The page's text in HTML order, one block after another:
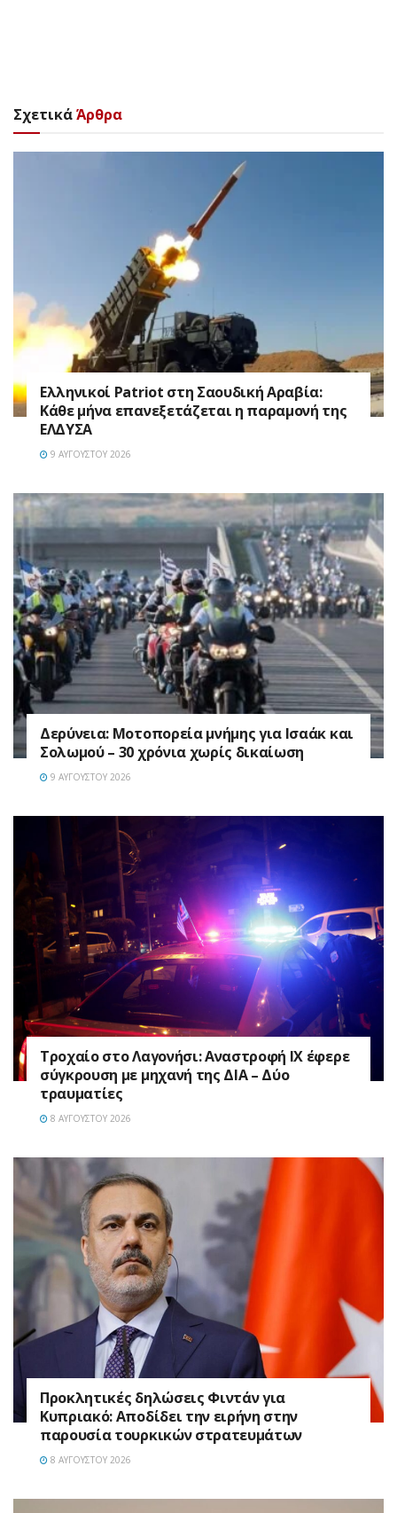
ΣχετικάΆρθρα
Ελληνικοί Patriot στη Σαουδική Αραβία:
Κάθε μήνα επανεξετάζεται η παραμονή της
ΕΛΔΥΣΑ
9 ΑΥΓΟΎΣΤΟΥ 2026
Δερύνεια: Μοτοπορεία μνήμης για Ισαάκ και
Σολωμού – 30 χρόνια χωρίς δικαίωση
9 ΑΥΓΟΎΣΤΟΥ 2026
Τροχαίο στο Λαγονήσι: Αναστροφή ΙΧ έφερε
σύγκρουση με μηχανή της ΔΙΑ – Δύο
τραυματίες
8 ΑΥΓΟΎΣΤΟΥ 2026
Προκλητικές δηλώσεις Φιντάν για
Κυπριακό: Αποδίδει την ειρήνη στην
παρουσία τουρκικών στρατευμάτων
8 ΑΥΓΟΎΣΤΟΥ 2026